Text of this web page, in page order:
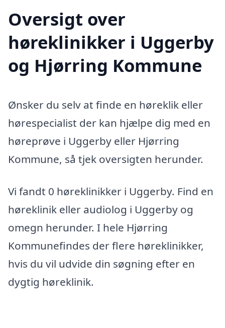
Oversigt over
høreklinikker i Uggerby
og Hjørring Kommune
Ønsker du selv at finde en høreklik eller
hørespecialist der kan hjælpe dig med en
høreprøve i Uggerby eller Hjørring
Kommune, så tjek oversigten herunder.
Vi fandt 0 høreklinikker i Uggerby. Find en
høreklinik eller audiolog i Uggerby og
omegn herunder. I hele Hjørring
Kommunefindes der flere høreklinikker,
hvis du vil udvide din søgning efter en
dygtig høreklinik.